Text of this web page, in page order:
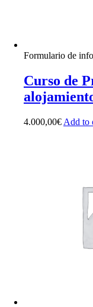
Formulario de
Curso de
4.000,00€ Add to